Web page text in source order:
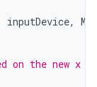
inputDevice,
on the new x